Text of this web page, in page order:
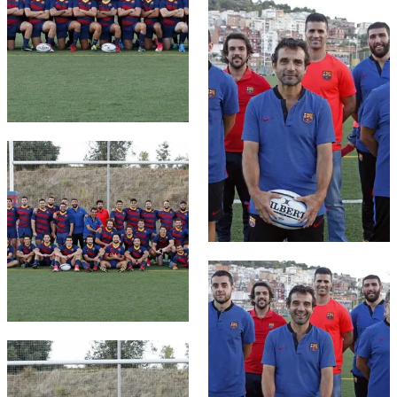
FC Barcelona club badge
FC Barcelona club badge
FC Barcelona club badge
FC Barcelona club badge